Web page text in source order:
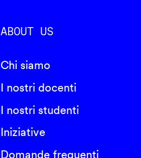
ABOUT US
Chi siamo
I nostri docenti
I nostri studenti
Iniziative
Domande frequenti